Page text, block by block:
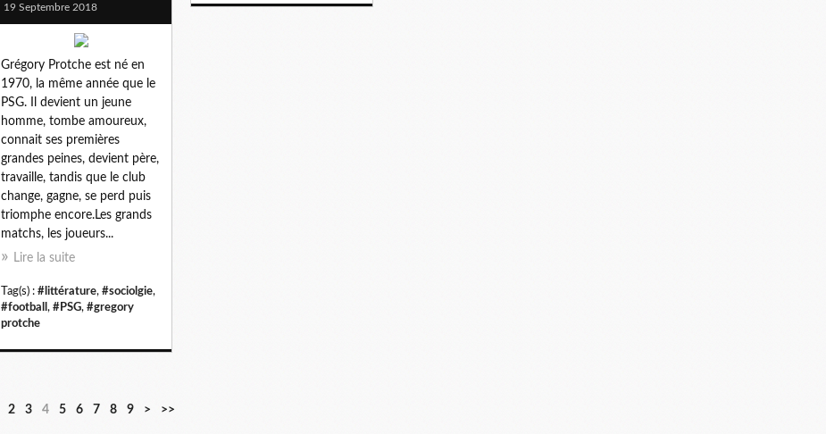
19 Septembre 2018
Grégory Protche est né en
1970, la même année que le
PSG. Il devient un jeune
homme, tombe amoureux,
connait ses premières
grandes peines, devient père,
travaille, tandis que le club
change, gagne, se perd puis
triomphe encore.Les grands
matchs, les joueurs...
Lire la suite
Tag(s) : #littérature, #sociolgie,
#football , #PSG, #gregory
protche
2 3 4 5 6 7 8 9 > >>